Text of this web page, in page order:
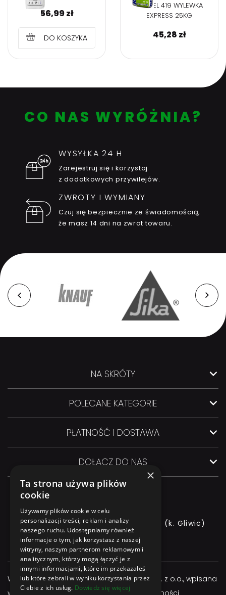
56,99zł
DO KOSZYKA
KREISEL 419 WYLEWKA
EXPRESS 25KG
45,28 zł
CO NAS WYRÓŻNIA?
WYSYŁKA 24 H
Zarejestruj się i korzystaj
z dodatkowych przywilejów.
ZWROTY I WYMIANY
Czuj się bezpiecznie ze świadomością,
że masz 14 dni na zwrot towaru.
NA SKRÓTY
POLECANE KATEGORIE
PŁATNOŚĆ I DOSTAWA
DOŁĄCZ DO NAS
ul. GLIWICKA 3, 44-145 PILCHOWICE (k. Gliwic)
+48 544 544 064
Właścicielem serwisu jest firma Atexbud Sp. z o.o., wpisana
×
Ta strona używa plików
cookie
Używamy plików cookie w celu
personalizacji treści, reklam i analizy
naszego ruchu. Udostępniamy również
informacje o tym, jak korzystasz z naszej
witryny, naszym partnerom reklamowym i
analitycznym, którzy mogą łączyć je z
innymi informacjami, które im przekazałeś
lub które zebrali w wyniku korzystania przez
Ciebie z ich usług. Dowiedz się więcej